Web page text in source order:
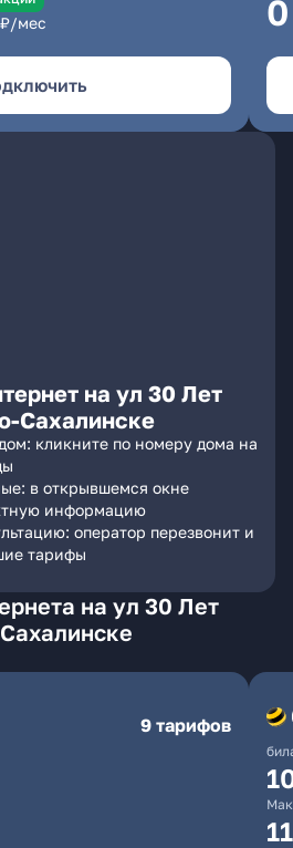
₽/мес 0
на ул 30 Лет
Сахалинске
кликните по номеру дома на
в открывшемся окне
информацию
оператор перезвонит и
тарифы
на ул 30 Лет
9 тарифов